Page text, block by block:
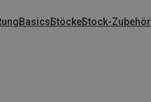
BasicsStöckeStock-Zubehör